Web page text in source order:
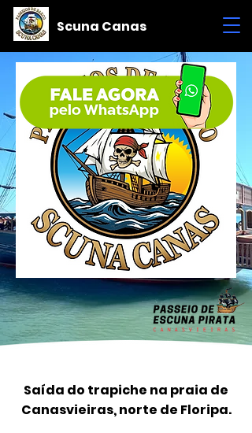
Scuna Canas
Saída do trapiche na praia de
Canasvieiras, norte de Floripa.